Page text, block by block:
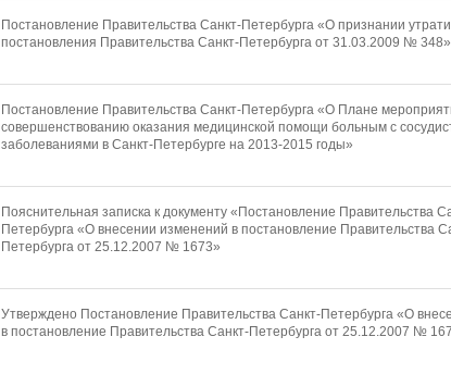
Постановление Правительства Санкт-Петербурга «О признании
постановления Правительства Санкт-Петербурга от 31.03.2009 № 348»
Постановление Правительства Санкт-Петербурга «О Плане
совершенствованию оказания медицинской помощи больным с
заболеваниями в Санкт-Петербурге на 2013-2015 годы»
Пояснительная записка к документу «Постановление Правительства
Петербурга «О внесении изменений в постановление Правительства
Петербурга от 25.12.2007 № 1673»
Утверждено Постановление Правительства Санкт-Петербурга «О
в постановление Правительства Санкт-Петербурга от 25.12.2007 №